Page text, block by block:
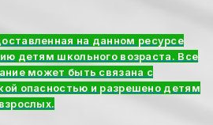
на данном ресурсе
детям школьного возраста. Все
может быть связана с
опасностью и разрешено детям